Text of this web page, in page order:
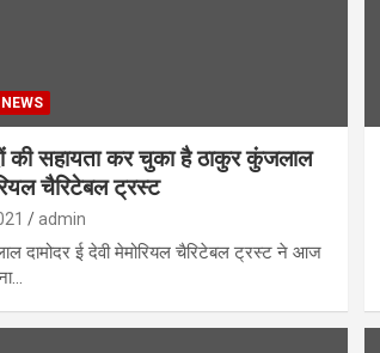
NEWS
की सहायता कर चुका है ठाकुर कुंजलाल
चैरिटेबल ट्रस्ट
admin
दामोदर ई देवी मेमोरियल चैरिटेबल ट्रस्ट ने आज